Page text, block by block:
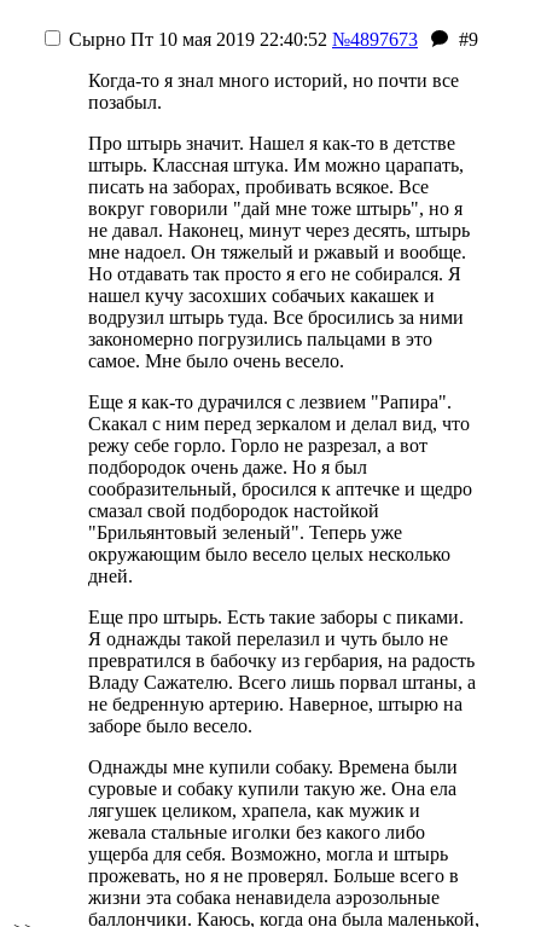
Сырно Пт 10 мая 2019 22:40:52 №4897673
#9
Когда-то я знал много историй, но почти все
позабыл.
Про штырь значит. Нашел я как-то в детстве
штырь. Классная штука. Им можно царапать,
писать на заборах, пробивать всякое. Все
вокруг говорили "дай мне тоже штырь", но я
не давал. Наконец, минут через десять, штырь
мне надоел. Он тяжелый и ржавый и вообще.
Но отдавать так просто я его не собирался. Я
нашел кучу засохших собачьих какашек и
водрузил штырь туда. Все бросились за ними
закономерно погрузились пальцами в это
самое. Мне было очень весело.
Еще я как-то дурачился с лезвием "Рапира".
Скакал с ним перед зеркалом и делал вид, что
режу себе горло. Горло не разрезал, а вот
подбородок очень даже. Но я был
сообразительный, бросился к аптечке и щедро
смазал свой подбородок настойкой
"Брильянтовый зеленый". Теперь уже
окружающим было весело целых несколько
дней.
Еще про штырь. Есть такие заборы с пиками.
Я однажды такой перелазил и чуть было не
превратился в бабочку из гербария, на радость
Владу Сажателю. Всего лишь порвал штаны, а
не бедренную артерию. Наверное, штырю на
заборе было весело.
Однажды мне купили собаку. Времена были
суровые и собаку купили такую же. Она ела
лягушек целиком, храпела, как мужик и
жевала стальные иголки без какого либо
ущерба для себя. Возможно, могла и штырь
прожевать, но я не проверял. Больше всего в
жизни эта собака ненавидела аэрозольные
баллончики. Каюсь, когда она была маленькой,